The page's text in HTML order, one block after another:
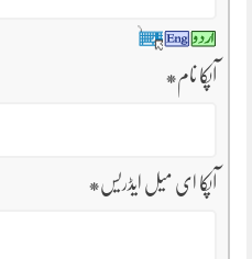
آپکا نام*
آپکا ای میل ایڈریس*